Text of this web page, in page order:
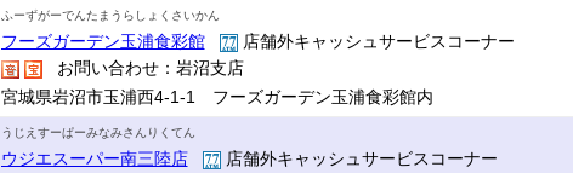
ふーずがーでんたまうらしょくさいかん
フーズガーデン玉浦食彩館
店舗外キャッシュサービスコーナー
お問い合わせ：岩沼支店
宮城県岩沼市玉浦西4-1-1 フーズガーデン玉浦食彩館内
うじえすーぱーみなみさんりくてん
ウジエスーパー南三陸店
店舗外キャッシュサービスコーナー